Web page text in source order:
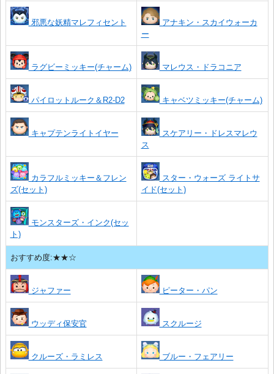
邪悪な妖精マレフィセント
アナキン・スカイウォーカ
ー
ラグビーミッキー(チャーム) マレウス・ドラコニア
パイロットルーク＆R2-D2 キャベツミッキー(チャーム)
キャプテンライトイヤー
スケアリー・ドレスマレウ
ス
カラフルミッキー＆フレン
ズ(セット)
スター・ウォーズ ライトサ
イド(セット)
モンスターズ・インク(セッ
ト)
おすすめ度:★★☆
ジャファー ピーター・パン
ウッディ保安官 スクルージ
クルーズ・ラミレス ブルー・フェアリー